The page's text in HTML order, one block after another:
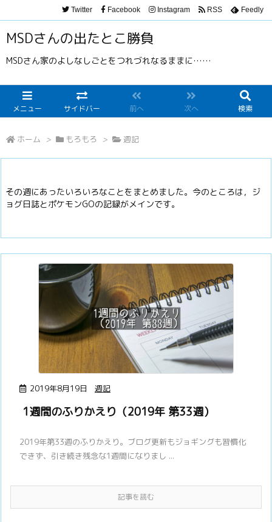
MSDさんの出たとこ勝負
MSDさん家のよしなしごとをつれづれなるままに……
メニュー サイドバー 前へ 次へ 検索
Twitter Facebook Instagram RSS Feedly
ホーム > もろもろ > 週記
その週にあったいろいろなことをまとめました。今のところは，ジ
ョグ日誌とポケモンGOの記録がメインです。
2019年8月19日 週記
1週間のふりかえり（2019年 第33週）
2019年第33週のふりかえり。ブログ更新もジョギングも習慣化
できず、引き続き残念な1週間になりまし ...
記事を読む